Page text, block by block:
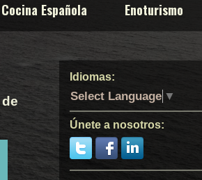
Cocina Española Enoturismo
Idiomas:
Select Language ▼
Únete a nosotros: